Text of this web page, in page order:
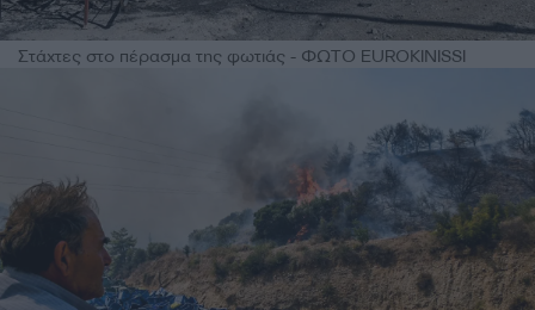
Στάχτες στο πέρασμα της φωτιάς - ΦΩΤΟ EUROKINISSI